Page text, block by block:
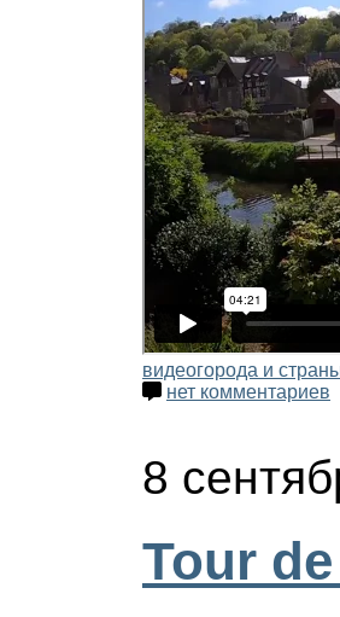
видеогорода и
нет комментариев
8
Tour